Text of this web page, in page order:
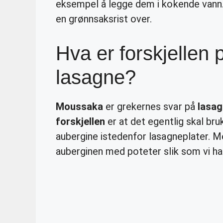
eksempel å legge dem i kokende
en grønnsaksrist over.
Hva er forskjellen
lasagne?
Moussaka er grekernes svar på
forskjellen er at det egentlig skal
aubergine istedenfor lasagneplater.
auberginen med poteter slik som vi